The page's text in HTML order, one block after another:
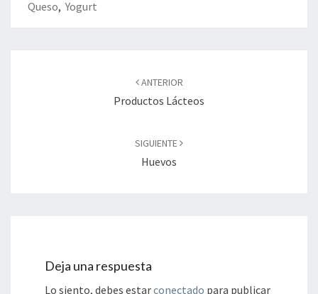
Queso,Yogurt
ANTERIOR
Productos Lácteos
SIGUIENTE
Huevos
Deja una respuesta
Lo siento, debes estarconectado para publicar